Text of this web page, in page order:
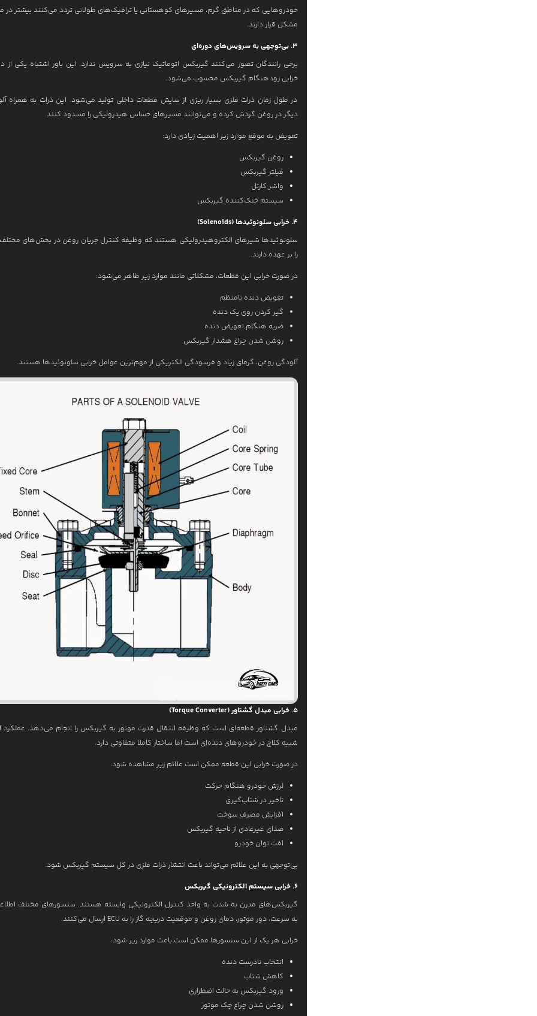
خودروهایی که در مناطق گرم، مسیرهای کوهستانی یا ترافیک‌های طولانی تردد می‌کنند بیشتر
مشکل قرار دارند.
3. بی‌توجهی به سرویس‌های دوره‌ای
برخی رانندگان تصور می‌کنند گیربکس اتوماتیک نیازی به سرویس ندارد. این باور اشتباه یکی از
خرابی زودهنگام گیربکس محسوب می‌شود.
در طول زمان ذرات فلزی بسیار ریزی از سایش قطعات داخلی تولید می‌شود. این ذرات به همراه
دیگر در روغن گردش کرده و می‌توانند مسیرهای حساس هیدرولیکی را مسدود کنند.
تعویض به موقع موارد زیر اهمیت زیادی دارد:
روغن گیربکس
فیلتر گیربکس
واشر کارتل
سیستم خنک‌کننده گیربکس
4. خرابی سلونوئیدها (Solenoids)
سلونوئیدها شیرهای الکتروهیدرولیکی هستند که وظیفه کنترل جریان روغن در بخش‌های
را بر عهده دارند.
در صورت خرابی این قطعات، مشکلاتی مانند موارد زیر ظاهر می‌شود:
تعویض دنده نامنظم
گیر کردن روی یک دنده
ضربه هنگام تعویض دنده
روشن شدن چراغ هشدار گیربکس
آلودگی روغن، گرمای زیاد و فرسودگی الکتریکی از مهم‌ترین عوامل خرابی سلونوئیدها هستند.
5. خرابی مبدل گشتاور (Torque Converter)
مبدل گشتاور قطعه‌ای است که وظیفه انتقال قدرت موتور به گیربکس را انجام می‌دهد. عملکرد
شبیه کلاچ در خودروهای دنده‌ای است اما ساختار کاملا متفاوتی دارد.
در صورت خرابی این قطعه ممکن است علائم زیر مشاهده شود:
لرزش خودرو هنگام حرکت
تاخیر در شتاب‌گیری
افزایش مصرف سوخت
صدای غیرعادی از ناحیه گیربکس
افت توان خودرو
بی‌توجهی به این علائم می‌تواند باعث انتشار ذرات فلزی در کل سیستم گیربکس شود.
6. خرابی سیستم الکترونیکی گیربکس
گیربکس‌های مدرن به شدت به واحد کنترل الکترونیکی وابسته هستند. سنسورهای مختلف
به سرعت، دور موتور، دمای روغن و موقعیت دریچه گاز را به ECU ارسال می‌کنند.
خرابی هر یک از این سنسورها ممکن است باعث موارد زیر شود:
انتخاب نادرست دنده
کاهش شتاب
ورود گیربکس به حالت اضطراری
روشن شدن چراغ چک موتور